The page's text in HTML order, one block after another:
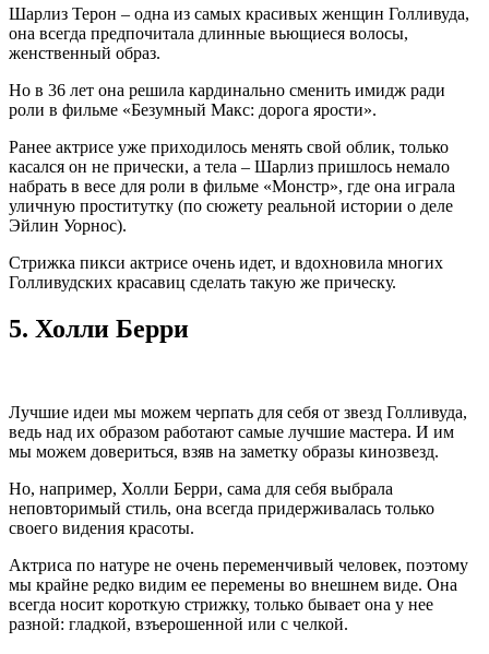
Шарлиз Терон – одна из самых красивых женщин Голливуда,
она всегда предпочитала длинные вьющиеся волосы,
женственный образ.
Но в 36 лет она решила кардинально сменить имидж ради
роли в фильме «Безумный Макс: дорога ярости».
Ранее актрисе уже приходилось менять свой облик, только
касался он не прически, а тела – Шарлиз пришлось немало
набрать в весе для роли в фильме «Монстр», где она играла
уличную проститутку (по сюжету реальной истории о деле
Эйлин Уорнос).
Стрижка пикси актрисе очень идет, и вдохновила многих
Голливудских красавиц сделать такую же прическу.
5. Холли Берри
Лучшие идеи мы можем черпать для себя от звезд Голливуда,
ведь над их образом работают самые лучшие мастера. И им
мы можем довериться, взяв на заметку образы кинозвезд.
Но, например, Холли Берри, сама для себя выбрала
неповторимый стиль, она всегда придерживалась только
своего видения красоты.
Актриса по натуре не очень переменчивый человек, поэтому
мы крайне редко видим ее перемены во внешнем виде. Она
всегда носит короткую стрижку, только бывает она у нее
разной: гладкой, взъерошенной или с челкой.